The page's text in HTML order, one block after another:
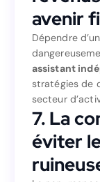
avenir
Dépendre
assistant
stratégies de
secteur
7. La
éviter
Dépendre
développe
7.